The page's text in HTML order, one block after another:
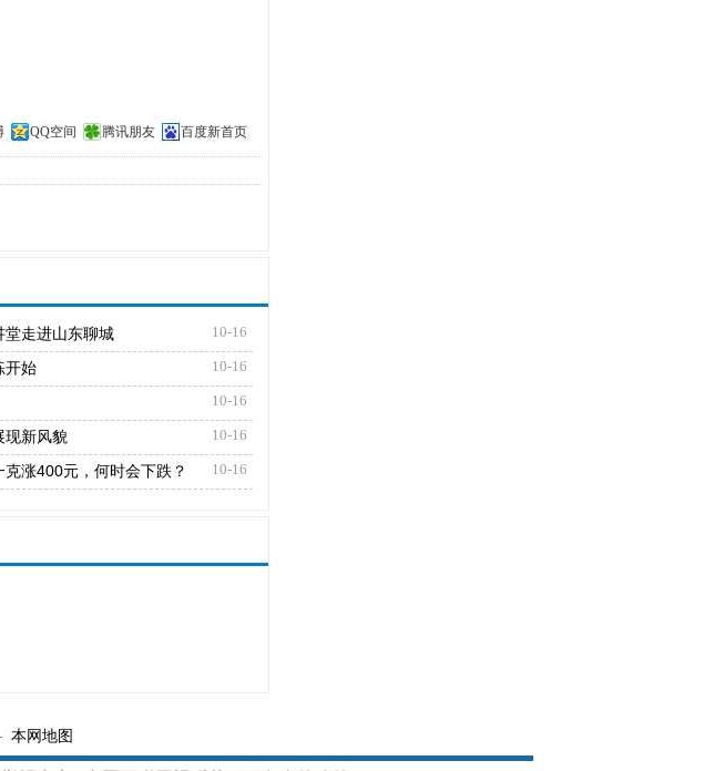
QQ空间 腾讯朋友 百度新首页
10-16
堂走进山东聊城
10-16
开始
10-16
10-16
现新风貌
10-16
涨400元，何时会下跌？
本网地图